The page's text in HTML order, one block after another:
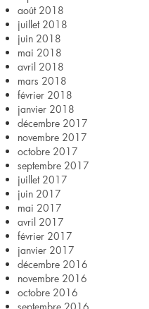
août 2018
juillet 2018
juin 2018
mai 2018
avril 2018
mars 2018
février 2018
janvier 2018
décembre 2017
novembre 2017
octobre 2017
septembre 2017
juillet 2017
juin 2017
mai 2017
avril 2017
février 2017
janvier 2017
décembre 2016
novembre 2016
octobre 2016